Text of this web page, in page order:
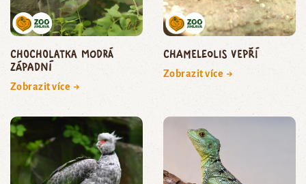
Chocholatka modrá
západní
Zobrazit více →
chameleolis vepří
Zobrazit více →